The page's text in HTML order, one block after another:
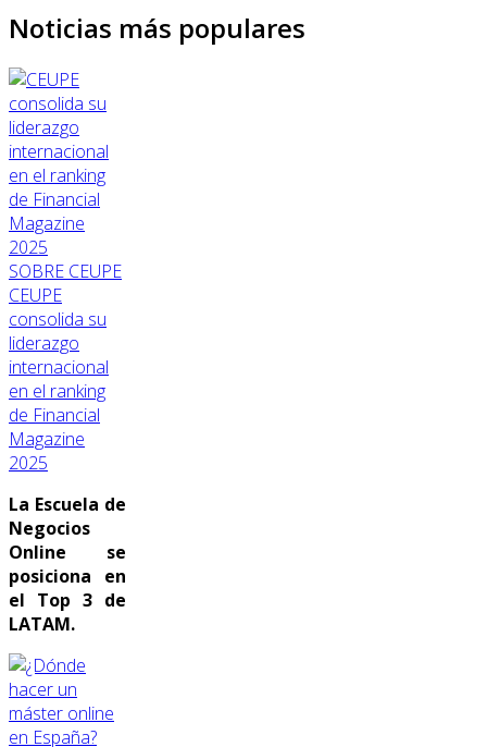
Noticias más populares
SOBRE CEUPE
CEUPE
consolida su
liderazgo
internacional
en el ranking
de Financial
Magazine
2025
La Escuela de
Negocios
Online se
posiciona en
el Top 3 de
LATAM.